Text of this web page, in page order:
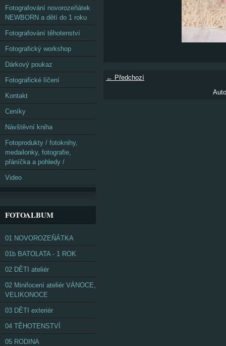
← Předchozí
Fotografování novorozeňátek
NEWBORN a dětí do 1 roku
Fotografování těhotenství
Fotografický workshop
Dárkový poukaz
Fotografické líčení
Kontakt
Ceníky
Návštěvní kniha
Fotoprodukty / fotoknihy,
medailonky, fotografie,
přáníčka a pohledy /
Video
FOTOALBUM
01 NOVOROZEŇÁTKA
01b BATOLATA - 1 ROK
02 DĚTI ateliér
02 Minifocení ateliér VÁNOCE,
VELIKONOCE
03 DĚTI exteriér
04 TĚHOTENSTVÍ
05 RODINA